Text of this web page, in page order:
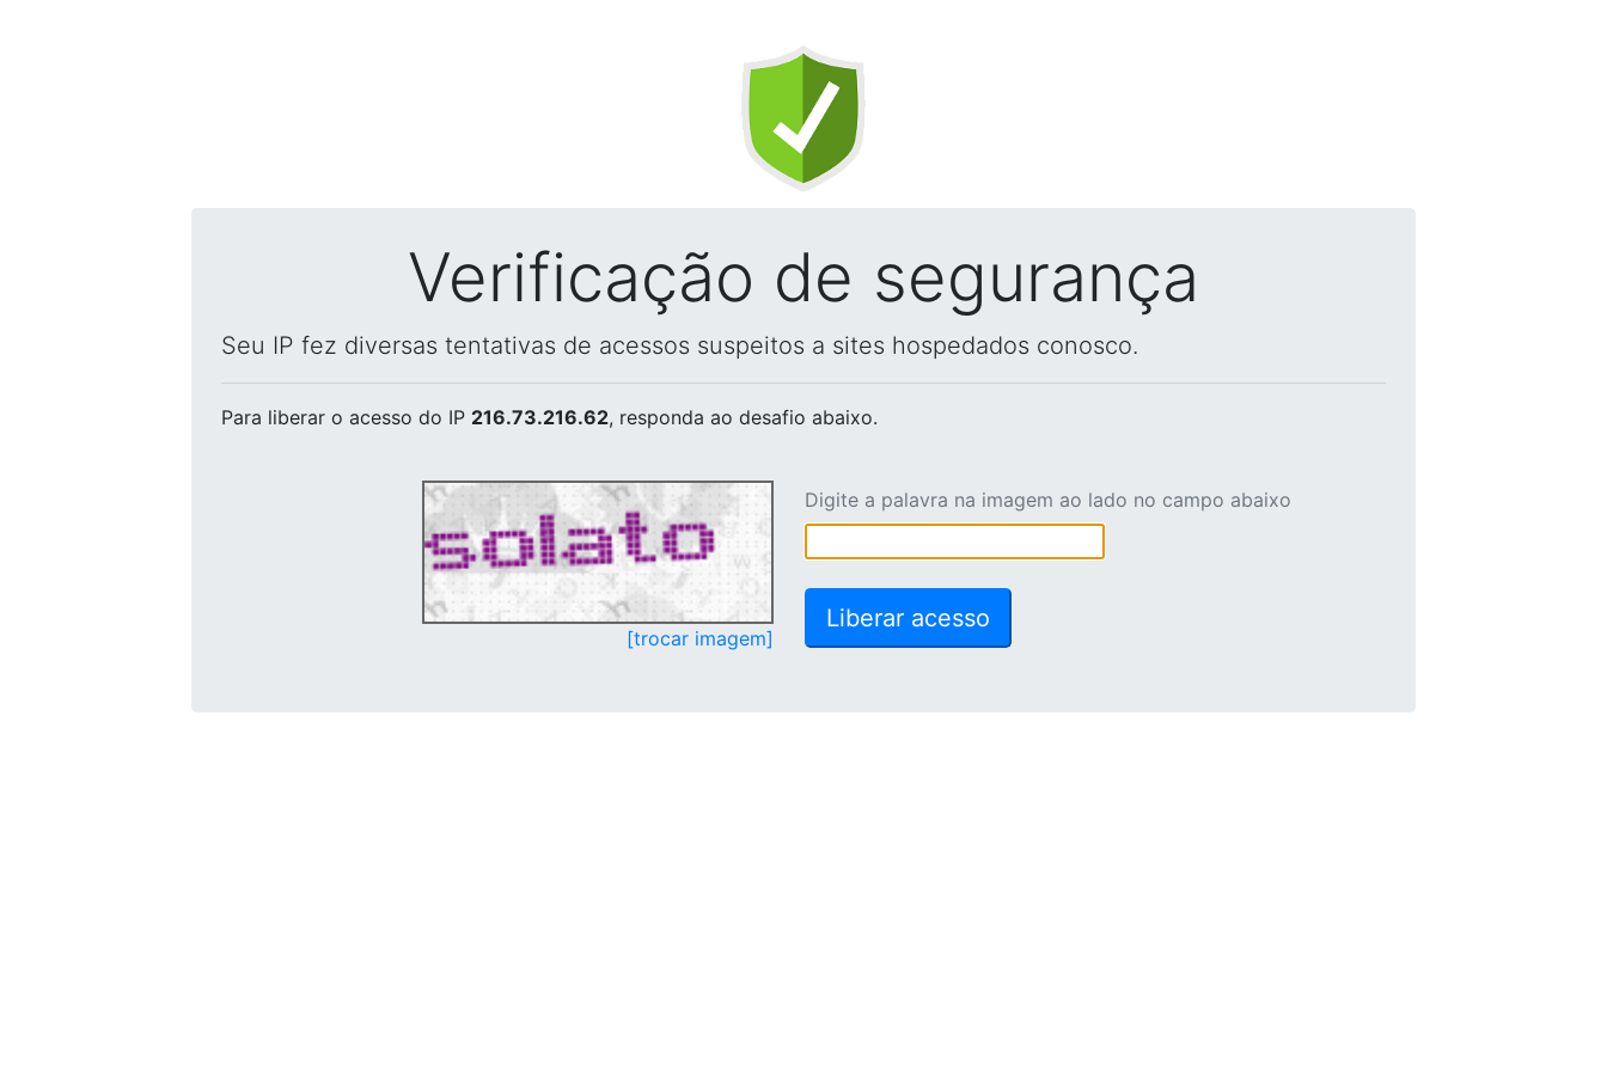
Verificação de segurança
Seu IP fez diversas tentativas de acessos suspeitos a sites hospedados conosco.
Para liberar o acesso do IP 216.73.216.62, responda ao desafio abaixo.
[trocar imagem]
Digite a palavra na imagem ao lado no campo abaixo